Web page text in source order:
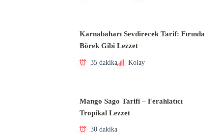
Karnabaharı Sevdirecek Tarif: Fırında
Börek Gibi Lezzet
35 dakika Kolay
Mango Sago Tarifi – Ferahlatıcı
Tropikal Lezzet
30 dakika